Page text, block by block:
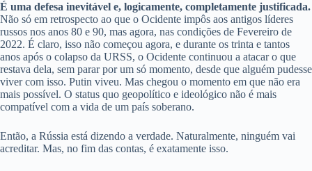
É uma defesa inevitável e, logicamente, completamente justificada.
Não só em retrospecto ao que o Ocidente impôs aos antigos líderes
russos nos anos 80 e 90, mas agora, nas condições de Fevereiro de
2022. É claro, isso não começou agora, e durante os trinta e tantos
anos após o colapso da URSS, o Ocidente continuou a atacar o que
restava dela, sem parar por um só momento, desde que alguém pudesse
viver com isso. Putin viveu. Mas chegou o momento em que não era
mais possível. O status quo geopolítico e ideológico não é mais
compatível com a vida de um país soberano.
Então, a Rússia está dizendo a verdade. Naturalmente, ninguém vai
acreditar. Mas, no fim das contas, é exatamente isso.